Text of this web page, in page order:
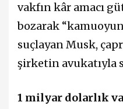
vakfın kâr amacı
bozarak
suçlayan Musk,
şirketin avukatıyla
1 milyar dolarlık